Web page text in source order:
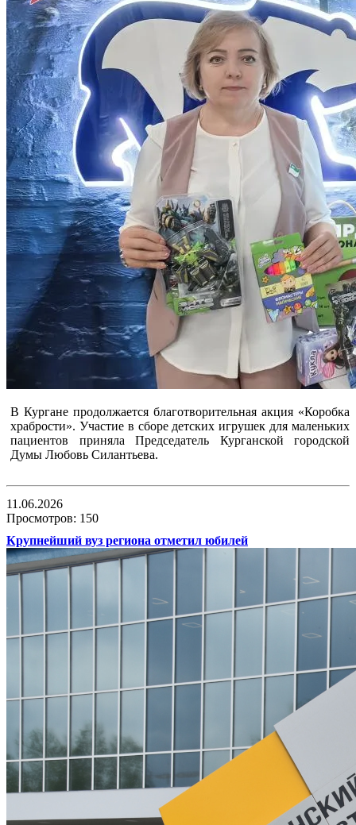
В Кургане продолжается благотворительная акция «Коробка
храбрости». Участие в сборе детских игрушек для маленьких
пациентов приняла Председатель Курганской городской
Думы Любовь Силантьева.
11.06.2026
Просмотров: 150
Крупнейший вуз региона отметил юбилей